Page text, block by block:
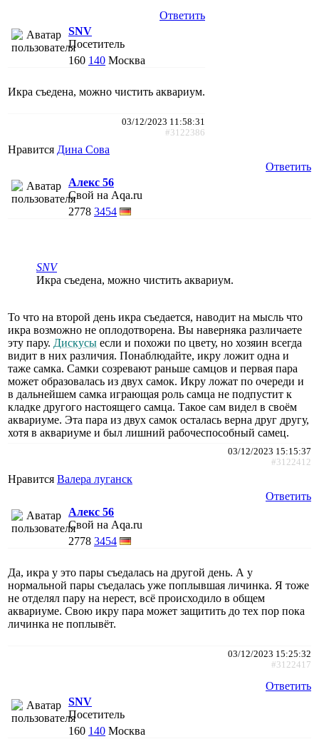
Ответить
SNV
Посетитель
160 140 Москва
Икра съедена, можно чистить аквариум.
03/12/2023 11:58:31
#3122386
Нравится Дина Сова
Ответить
Алекс 56
Свой на Aqa.ru
2778 3454
SNV
Икра съедена, можно чистить аквариум.
То что на второй день икра съедается, наводит на мысль что
икра возможно не оплодотворена. Вы наверняка различаете
эту пару. Дискусы если и похожи по цвету, но хозяин всегда
видит в них различия. Понаблюдайте, икру ложит одна и
таже самка. Самки созревают раньше самцов и первая пара
может образовалась из двух самок. Икру ложат по очереди и
в дальнейшем самка играющая роль самца не подпустит к
кладке другого настоящего самца. Такое сам видел в своём
аквариуме. Эта пара из двух самок осталась верна друг другу,
хотя в аквариуме и был лишний рабочеспособный самец.
03/12/2023 15:15:37
#3122412
Нравится Валера луганск
Ответить
Алекс 56
Свой на Aqa.ru
2778 3454
Да, икра у это пары съедалась на другой день. А у
нормальной пары съедалась уже поплывшая личинка. Я тоже
не отделял пару на нерест, всё происходило в общем
аквариуме. Свою икру пара может защитить до тех пор пока
личинка не поплывёт.
03/12/2023 15:25:32
#3122417
Ответить
SNV
Посетитель
160 140 Москва